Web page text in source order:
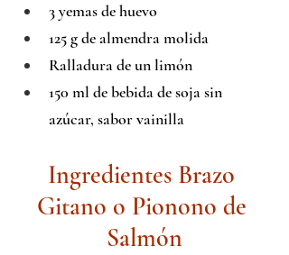
3 yemas de huevo
125 g de almendra molida
Ralladura de un limón
150 ml de bebida de soja sin
azúcar, sabor vainilla
Ingredientes Brazo
Gitano o Pionono de
Salmón